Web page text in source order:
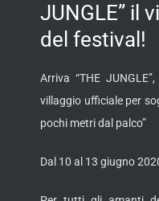
JUNGLE” il
del festival!
Arriva “THE
villaggio ufficiale per
pochi metri dal palco”
Dal 10 al 13 giugno